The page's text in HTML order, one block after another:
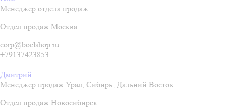
Менеджер отдела продаж
Отдел продаж Москва
corp@boelshop.ru
+79137423853
Дмитрий
Менеджер продаж Урал, Сибирь, Дальний Восток
Отдел продаж Новосибирск